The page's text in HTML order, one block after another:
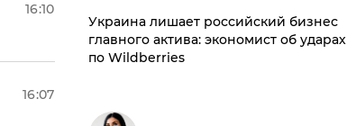
16:10
16:07
​Украина лишает российский бизнес
главного актива: экономист об ударах
по Wildberries